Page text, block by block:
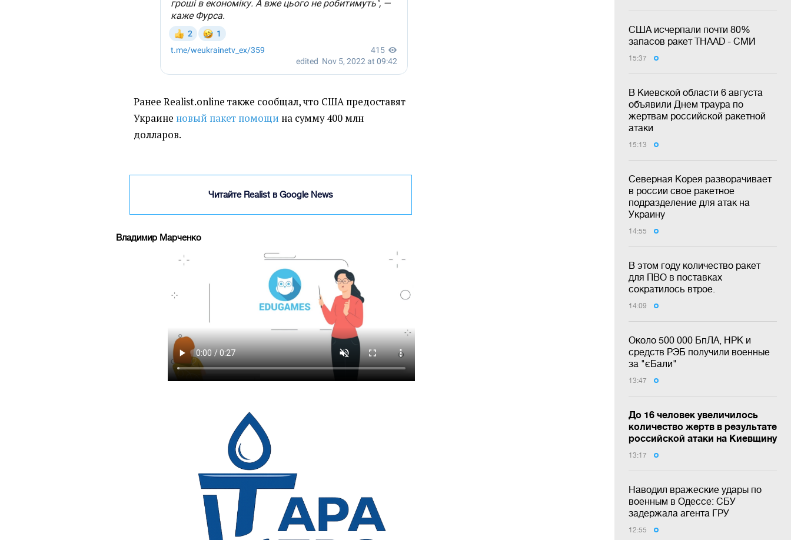
США исчерпали почти 80%
запасов ракет THAAD - СМИ
15:37
В Киевской области 6 августа
объявили Днем траура по
жертвам российской ракетной
атаки
15:13
Северная Корея разворачивает
в россии свое ракетное
подразделение для атак на
Украину
14:55
В этом году количество ракет
для ПВО в поставках
сократилось втрое.
14:09
Около 500 000 БпЛА, НРК и
средств РЭБ получили военные
за "єБали"
13:47
До 16 человек увеличилось
количество жертв в результате
российской атаки на Киевщину
13:17
Наводил вражеские удары по
военным в Одессе: СБУ
задержала агента ГРУ
12:55
Ранее Realist.online также сообщал, что США предоставят
Украине новый пакет помощи на сумму 400 млн
долларов.
Читайте Realist в Google News
Владимир Марченко